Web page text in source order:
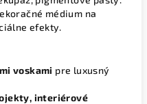
médium na
efekty.
voskami pre luxusný
interiérové